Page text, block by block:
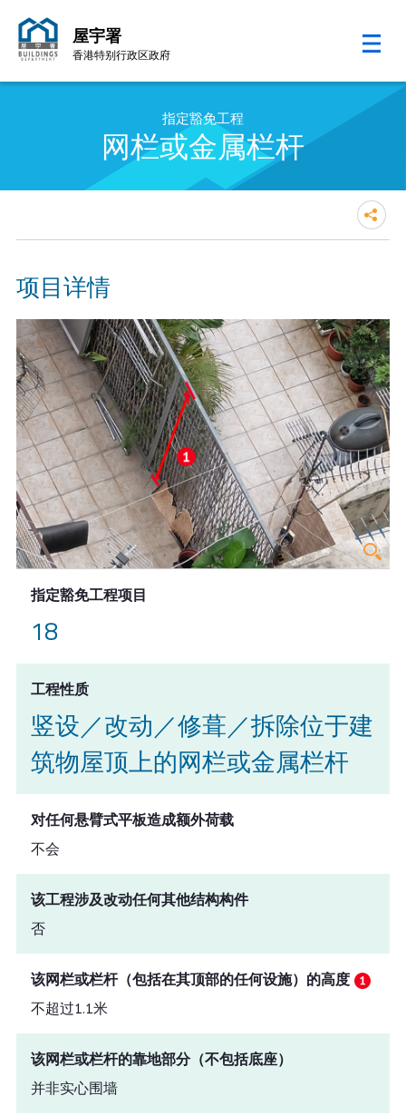
屋宇署
香港特别行政区政府
指定豁免工程
网栏或金属栏杆
项目详情
指定豁免工程项目
18
工程性质
竖设／改动／修葺／拆除位于建
筑物屋顶上的网栏或金属栏杆
对任何悬臂式平板造成额外荷载
不会
该工程涉及改动任何其他结构构件
否
该网栏或栏杆（包括在其顶部的任何设施）的高度
不超过1.1米
该网栏或栏杆的靠地部分（不包括底座）
并非实心围墙